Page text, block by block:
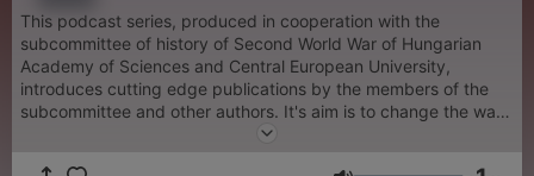
This podcast series, produced in cooperation with the
subcommittee of history of Second World War of Hungarian
Academy of Sciences and Central European University,
introduces cutting edge publications by the members of the
subcommittee and other authors. It's aim is to change the ways
we talk about the history of the Second World War. The series